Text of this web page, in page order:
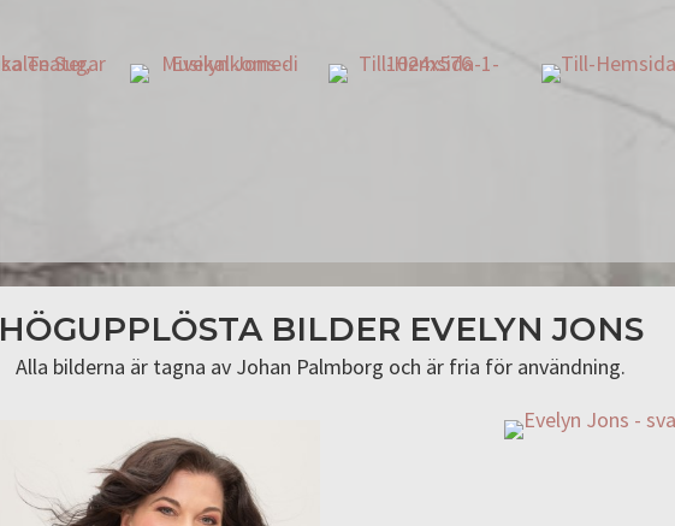
HÖGUPPLÖSTA BILDER EVELYN JONS
Alla bilderna är tagna av Johan Palmborg och är fria för användning.